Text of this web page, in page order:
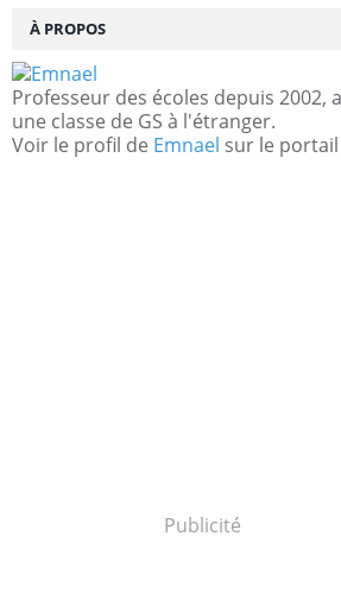
À PROPOS
Professeur des écoles depuis 2002,
une classe de GS à l'étranger.
Voir le profil de Emnael sur le
Publicité